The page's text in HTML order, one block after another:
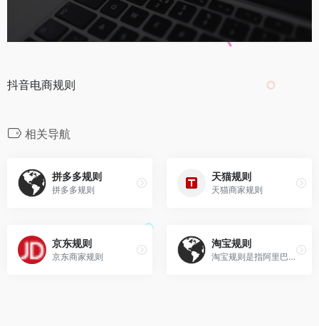
抖音电商规则
相关导航
拼多多规则
拼多多规则
天猫规则
天猫商家规则
京东规则
京东商家规则
淘宝规则
淘宝规则是指阿里巴巴旗下的淘宝为了规范淘宝的用户而制定的规则